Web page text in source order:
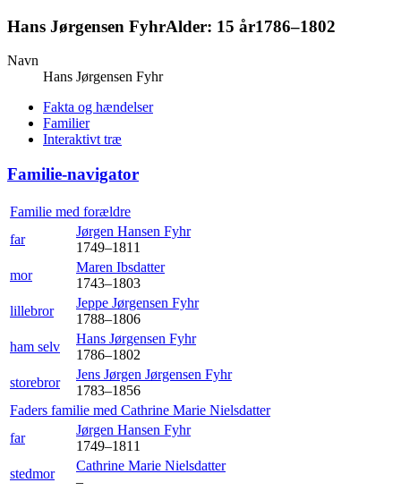
Hans Jørgensen FyhrAlder: 15 år1786–1802
Navn
Hans Jørgensen Fyhr
Fakta og hændelser
Familier
Interaktivt træ
Familie-navigator
Familie med forældre
far
Jørgen Hansen Fyhr
1749–1811
mor
Maren Ibsdatter
1743–1803
lillebror
Jeppe Jørgensen Fyhr
1788–1806
ham selv
Hans Jørgensen Fyhr
1786–1802
storebror
Jens Jørgen Jørgensen Fyhr
1783–1856
Faders familie med Cathrine Marie Nielsdatter
far
Jørgen Hansen Fyhr
1749–1811
stedmor
Cathrine Marie Nielsdatter
–